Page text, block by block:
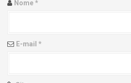
n
Nome*
E-mail *